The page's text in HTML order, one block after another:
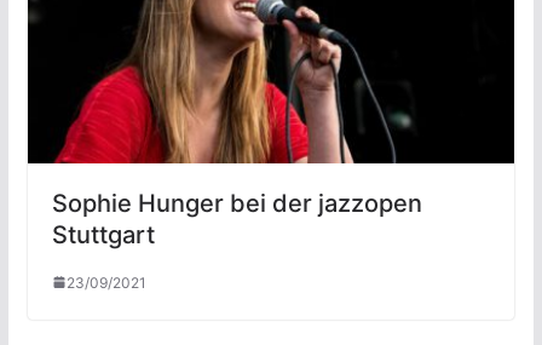
Sophie Hunger bei der jazzopen
Stuttgart
23/09/2021